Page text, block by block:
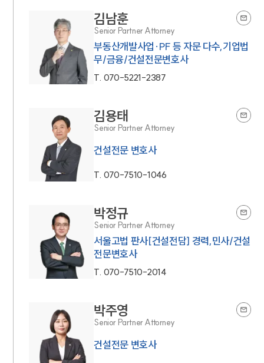
김남훈
Senior Partner Attorney
부동산개발사업·PF 등 자문 다수,기업법
무/금융/건설전문변호사
T. 070-5221-2387
김용태
Senior Partner Attorney
건설전문 변호사
T. 070-7510-1046
박정규
Senior Partner Attorney
서울고법 판사[건설전담] 경력,민사/건설
전문변호사
T. 070-7510-2014
박주영
Senior Partner Attorney
건설전문 변호사